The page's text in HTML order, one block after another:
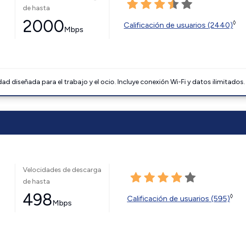
de hasta
2000Mbps Calificación de usuarios (2440)◊
diseñada para el trabajo y el ocio. Incluye conexión Wi-Fi y datos
Velocidades de descarga
de hasta
498Mbps Calificación de usuarios (595)◊